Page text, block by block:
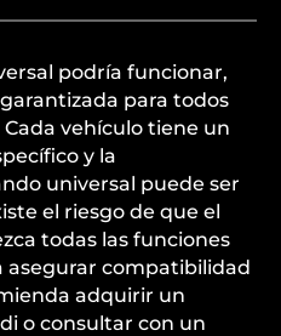
podría funcionar,
para todos
vehículo tiene un
y la
universal puede ser
el riesgo de que el
todas las funciones
asegurar compatibilidad
adquirir un
o consultar con un